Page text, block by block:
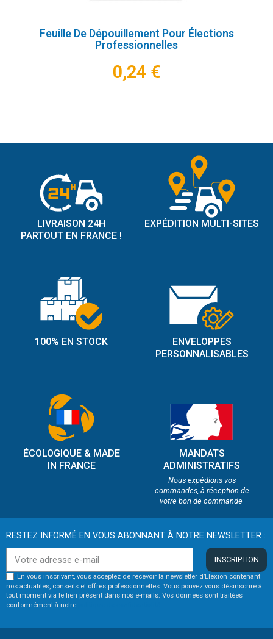
Feuille De Dépouillement Pour Élections
Professionnelles
0,24 €
LIVRAISON 24H
PARTOUT EN FRANCE !
EXPÉDITION MULTI-SITES
100% EN STOCK
ENVELOPPES
PERSONNALISABLES
ÉCOLOGIQUE & MADE
IN FRANCE
MANDATS
ADMINISTRATIFS
Nous expédions vos
commandes, à réception de
votre bon de commande
RESTEZ INFORMÉ EN VOUS ABONNANT À NOTRE NEWSLETTER :
INSCRIPTION
En vous inscrivant, vous acceptez de recevoir la newsletter d’Elexion contenant
nos actualités, conseils et offres professionnelles. Vous pouvez vous désinscrire à
tout moment via le lien présent dans nos e-mails. Vos données sont traitées
conformément à notre
.